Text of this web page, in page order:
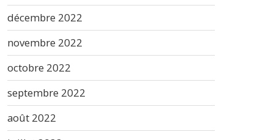
décembre 2022
novembre 2022
octobre 2022
septembre 2022
août 2022